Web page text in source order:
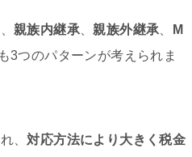
親族内継承 親族外継承
M
3つのパターンが考えられま
、対応方法により大きく税金